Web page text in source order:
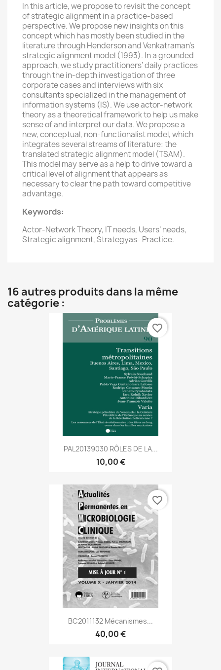
In this article, we propose to revisit the concept
of strategic alignment in a practice-based
perspective. We propose new insights on this
concept which has mostly been studied in the
literature through Henderson and Venkatraman’s
strategic alignment model (1993). In a grounded
approach, we study practitioners’ daily practices
through the in-depth investigation of three
corporate cases and interviews with six
consultants specialized in the management of
information systems (IS). We use actor-network
theory as a theoretical framework to help us make
sense of and interpret our data. We propose a
new, conceptual, non-functionalist model, which
integrates several streams of literature: the
translated strategic alignment model (TSAM).
This model may serve as a help to drive toward a
critical level of alignment that appears as
necessary to clear the path toward competitive
advantage.
Keywords:
Actor-Network Theory, IT needs, Users’ needs,
Strategic alignment, Strategyas- Practice.
16 autres produits dans la même
catégorie :
PAL20139030 RÔLES DE LA...
10,00 €
favorite_border
BC2011132 Mécanismes...
40,00 €
favorite_border